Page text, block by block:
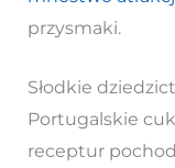
przysmaki.
Słodkie
Portugalskie
receptur